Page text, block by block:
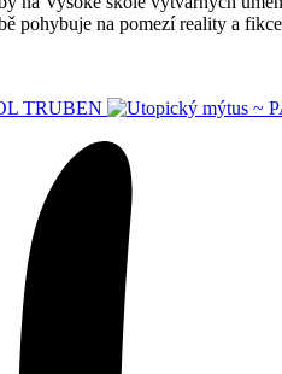
pohybuje na pomezí reality a